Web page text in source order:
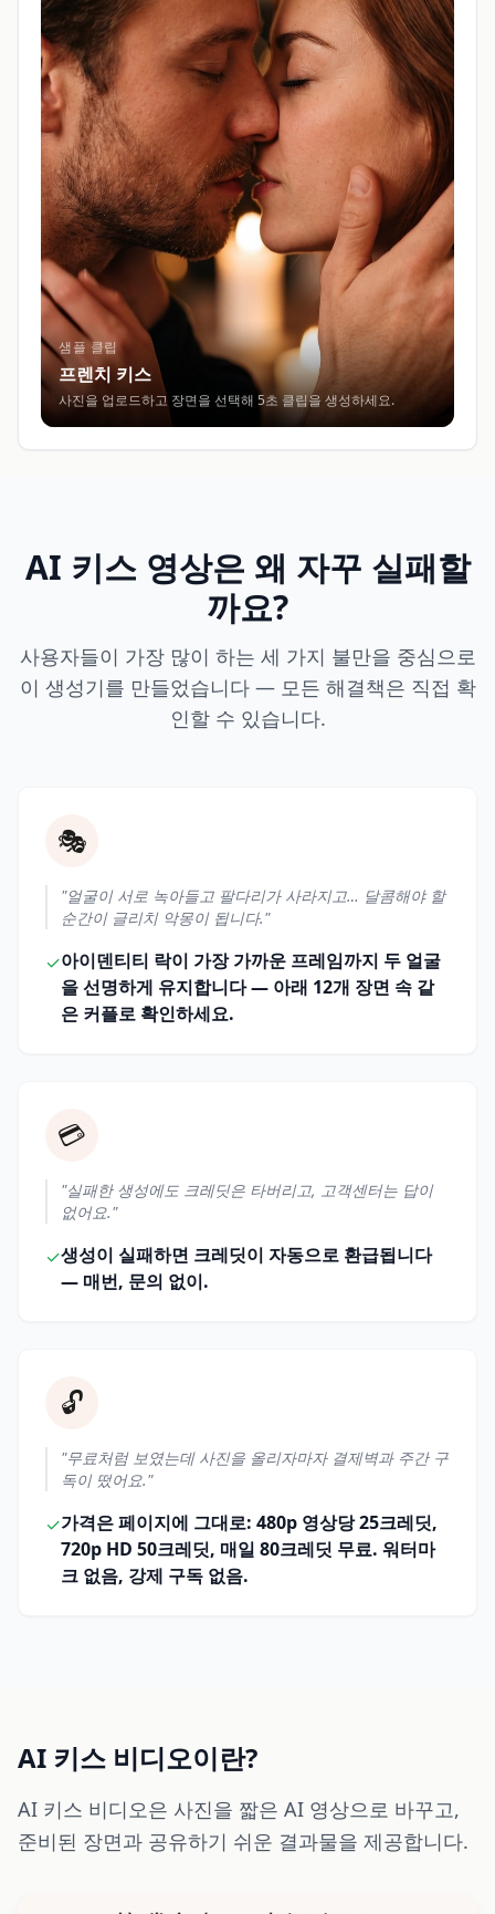
샘플 클립
프렌치 키스
사진을 업로드하고 장면을 선택해 5초 클립을 생성하세요.
AI 키스 영상은 왜 자꾸 실패할
까요?
사용자들이 가장 많이 하는 세 가지 불만을 중심으로
이 생성기를 만들었습니다 — 모든 해결책은 직접 확
인할 수 있습니다.
🎭
"얼굴이 서로 녹아들고 팔다리가 사라지고… 달콤해야 할
순간이 글리치 악몽이 됩니다."
✓아이덴티티 락이 가장 가까운 프레임까지 두 얼굴
을 선명하게 유지합니다 — 아래 12개 장면 속 같
은 커플로 확인하세요.
💳
"실패한 생성에도 크레딧은 타버리고, 고객센터는 답이
없어요."
✓생성이 실패하면 크레딧이 자동으로 환급됩니다
— 매번, 문의 없이.
🔓
"무료처럼 보였는데 사진을 올리자마자 결제벽과 주간 구
독이 떴어요."
✓가격은 페이지에 그대로: 480p 영상당 25크레딧,
720p HD 50크레딧, 매일 80크레딧 무료. 워터마
크 없음, 강제 구독 없음.
AI 키스 비디오이란?
AI 키스 비디오은 사진을 짧은 AI 영상으로 바꾸고,
준비된 장면과 공유하기 쉬운 결과물을 제공합니다.